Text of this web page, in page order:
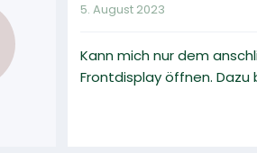
5. August 2023
Kann mich nur dem
Frontdisplay öffnen. Dazu